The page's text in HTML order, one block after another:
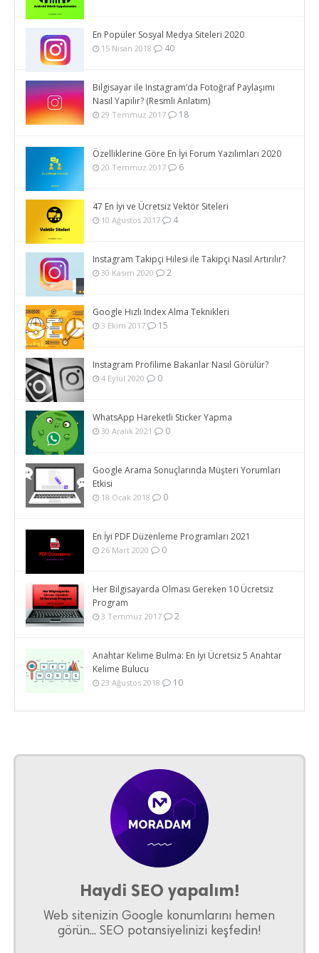
En Popüler Sosyal Medya Siteleri 2020
15 Nisan 2018 40
Bilgisayar ile Instagram’da Fotoğraf Paylaşımı
Nasıl Yapılır? (Resmli Anlatım)
29 Temmuz 2017 18
Özelliklerine Göre En İyi Forum Yazılımları 2020
20 Temmuz 2017 6
47 En İyi ve Ücretsiz Vektör Siteleri
10 Ağustos 2017 4
Instagram Takipçi Hilesi ile Takipçi Nasıl Artırılır?
30 Kasım 2020 2
Google Hızlı Index Alma Teknikleri
3 Ekim 2017 15
Instagram Profilime Bakanlar Nasıl Görülür?
4 Eylül 2020 0
WhatsApp Hareketli Sticker Yapma
30 Aralık 2021 0
Google Arama Sonuçlarında Müşteri Yorumları
Etkisi
18 Ocak 2018 0
En İyi PDF Düzenleme Programları 2021
26 Mart 2020 0
Her Bilgisayarda Olması Gereken 10 Ücretsiz
Program
3 Temmuz 2017 2
Anahtar Kelime Bulma: En İyi Ücretsiz 5 Anahtar
Kelime Bulucu
23 Ağustos 2018 10
Haydi SEO yapalım!
Web sitenizin Google konumlarını hemen
görün... SEO potansiyelinizi keşfedin!